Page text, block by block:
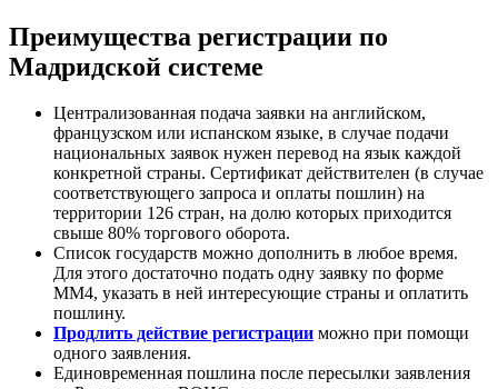
Преимущества регистрации по
Мадридской системе
Централизованная подача заявки на английском,
французском или испанском языке, в случае подачи
национальных заявок нужен перевод на язык каждой
конкретной страны. Сертификат действителен (в случае
соответствующего запроса и оплаты пошлин) на
территории 126 стран, на долю которых приходится
свыше 80% торгового оборота.
Список государств можно дополнить в любое время.
Для этого достаточно подать одну заявку по форме
ММ4, указать в ней интересующие страны и оплатить
пошлину.
Продлить действие регистрации можно при помощи
одного заявления.
Единовременная пошлина после пересылки заявления